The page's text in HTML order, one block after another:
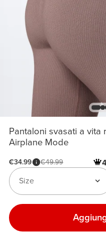
Pantaloni svasati a vita
Airplane Mode
€34.99 €49.99
Size